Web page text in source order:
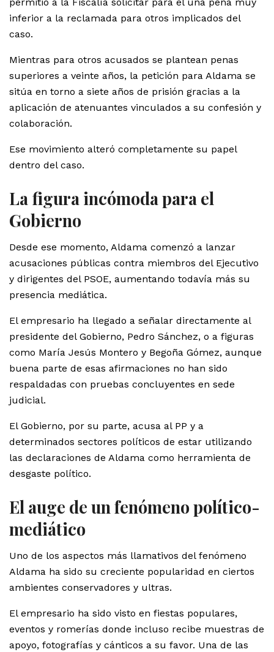
inferior a la reclamada para otros implicados del
caso.
Mientras para otros acusados se plantean penas
superiores a veinte años, la petición para Aldama se
sitúa en torno a siete años de prisión gracias a la
aplicación de atenuantes vinculados a su confesión y
colaboración.
Ese movimiento alteró completamente su papel
dentro del caso.
La figura incómoda para el
Gobierno
Desde ese momento, Aldama comenzó a lanzar
acusaciones públicas contra miembros del Ejecutivo
y dirigentes del PSOE, aumentando todavía más su
presencia mediática.
El empresario ha llegado a señalar directamente al
presidente del Gobierno, Pedro Sánchez, o a figuras
como María Jesús Montero y Begoña Gómez, aunque
buena parte de esas afirmaciones no han sido
respaldadas con pruebas concluyentes en sede
judicial.
El Gobierno, por su parte, acusa al PP y a
determinados sectores políticos de estar utilizando
las declaraciones de Aldama como herramienta de
desgaste político.
El auge de un fenómeno político-
mediático
Uno de los aspectos más llamativos del fenómeno
Aldama ha sido su creciente popularidad en ciertos
ambientes conservadores y ultras.
El empresario ha sido visto en fiestas populares,
eventos y romerías donde incluso recibe muestras de
apoyo, fotografías y cánticos a su favor. Una de las